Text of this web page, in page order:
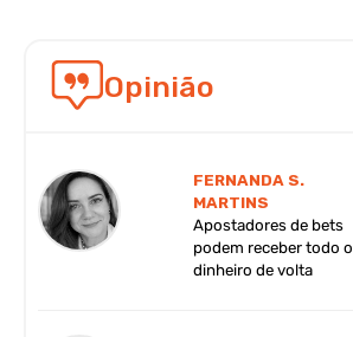
Opinião
FERNANDA S.
MARTINS
Apostadores de bets
podem receber todo o
dinheiro de volta